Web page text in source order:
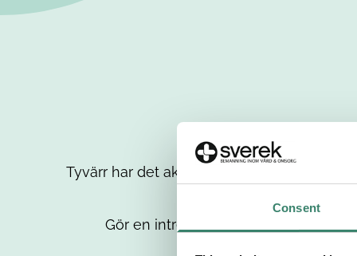
Consent
Tyvärr har det aktuella jobbet tagits bort
Gör en intresseanmälan så